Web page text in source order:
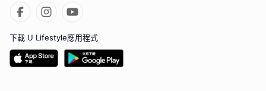
下載 U Lifestyle應用程式